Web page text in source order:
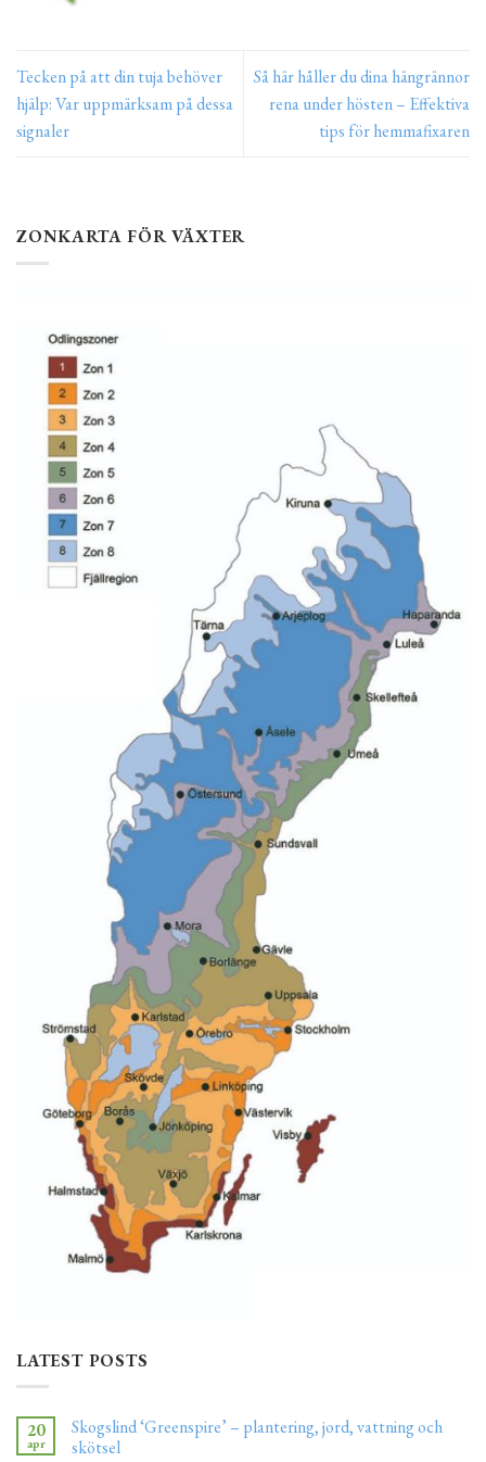
Tecken på att din tuja behöver
hjälp: Var uppmärksam på dessa
signaler
Så här håller du dina hängrännor
rena under hösten – Effektiva
tips för hemmafixaren
ZONKARTA FÖR VÄXTER
LATEST POSTS
20
apr
Skogslind ‘Greenspire’ – plantering, jord, vattning och
skötsel